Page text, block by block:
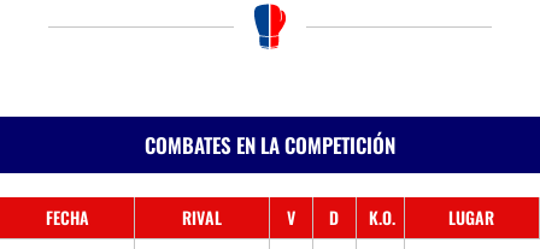
COMBATES EN LA COMPETICIÓN
FECHA RIVAL V D K.O. LUGAR